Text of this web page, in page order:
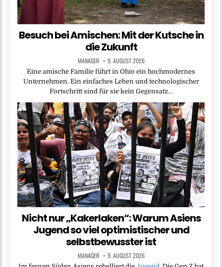
Besuch bei Amischen: Mit der Kutsche in
die Zukunft
MANAGER 9. AUGUST 2026
Eine amische Familie führt in Ohio ein hochmodernes
Unternehmen. Ein einfaches Leben und technologischer
Fortschritt sind für sie kein Gegensatz…
Nicht nur „Kakerlaken“: Warum Asiens
Jugend so viel optimistischer und
selbstbewusster ist
MANAGER 9. AUGUST 2026